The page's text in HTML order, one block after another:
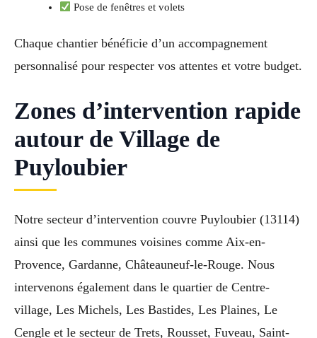
Pose de fenêtres et volets
Chaque chantier bénéficie d’un accompagnement
personnalisé pour respecter vos attentes et votre budget.
Zones d’intervention rapide
autour de Village de
Puyloubier
Notre secteur d’intervention couvre Puyloubier (13114)
ainsi que les communes voisines comme Aix-en-
Provence, Gardanne, Châteauneuf-le-Rouge. Nous
intervenons également dans le quartier de Centre-
village, Les Michels, Les Bastides, Les Plaines, Le
Cengle et le secteur de Trets, Rousset, Fuveau, Saint-